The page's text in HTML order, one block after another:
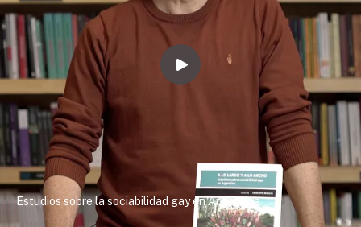
Estudios sobre la sociabilidad gay en Argentina